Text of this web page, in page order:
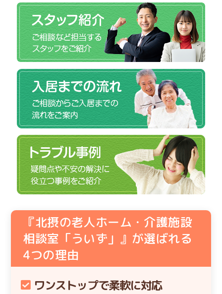
『北摂の老人ホーム・介護施設
相談室「ういず」』が選ばれる
4つの理由
ワンストップで柔軟に対応